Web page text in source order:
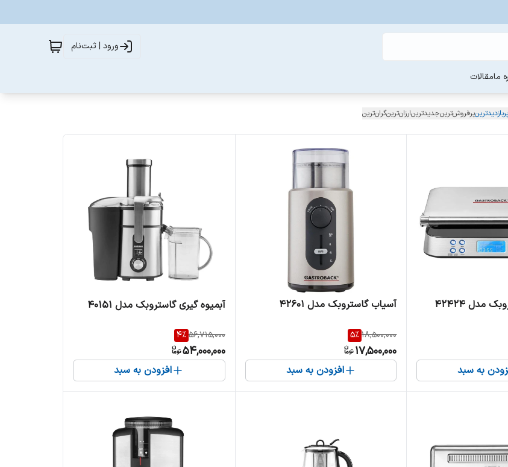
ورود | ثبت‌نام
مامقالات
پربازدیدترینپرفروش‌ترینجدیدترینارزان‌ترینگران‌ترین
مدل 42424
به سبد
آسیاب گاستروبک مدل 42601
18,500,000
5%
17,500,000
افزودن به سبد
آبمیوه گیری گاستروبک مدل 40151
56,715,000
4%
54,000,000
افزودن به سبد